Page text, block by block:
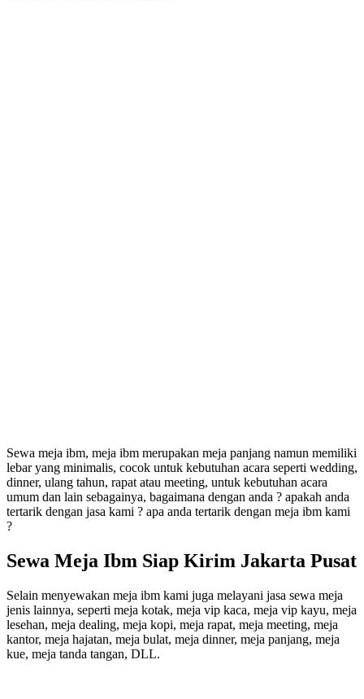
Sewa meja ibm, meja ibm merupakan meja panjang namun memiliki
lebar yang minimalis, cocok untuk kebutuhan acara seperti wedding,
dinner, ulang tahun, rapat atau meeting, untuk kebutuhan acara
umum dan lain sebagainya, bagaimana dengan anda ? apakah anda
tertarik dengan jasa kami ? apa anda tertarik dengan meja ibm kami
?
Sewa Meja Ibm Siap Kirim Jakarta Pusat
Selain menyewakan meja ibm kami juga melayani jasa sewa meja
jenis lainnya, seperti meja kotak, meja vip kaca, meja vip kayu, meja
lesehan, meja dealing, meja kopi, meja rapat, meja meeting, meja
kantor, meja hajatan, meja bulat, meja dinner, meja panjang, meja
kue, meja tanda tangan, DLL.